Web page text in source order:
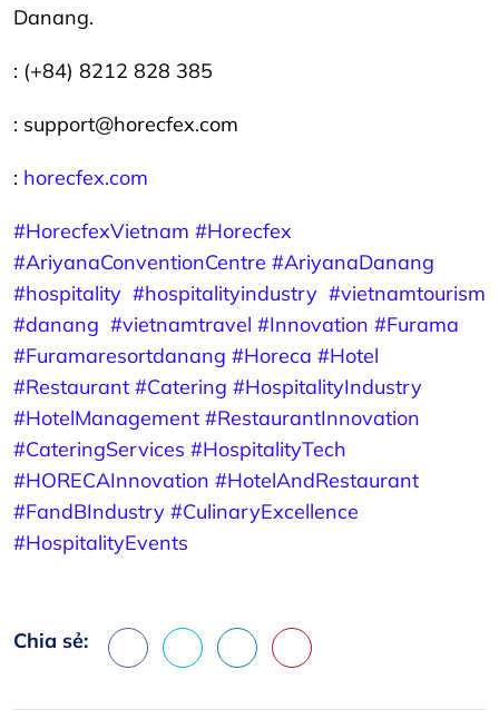
Danang.
: (+84) 8212 828 385
: support@horecfex.com
: horecfex.com
#HorecfexVietnam #Horecfex
#AriyanaConventionCentre #AriyanaDanang
#hospitality #hospitalityindustry #vietnamtourism
#danang #vietnamtravel #Innovation #Furama
#Furamaresortdanang #Horeca #Hotel
#Restaurant #Catering #HospitalityIndustry
#HotelManagement #RestaurantInnovation
#CateringServices #HospitalityTech
#HORECAInnovation #HotelAndRestaurant
#FandBIndustry #CulinaryExcellence
#HospitalityEvents
Chia sẻ:
Facebook
X LinkedInPinterest